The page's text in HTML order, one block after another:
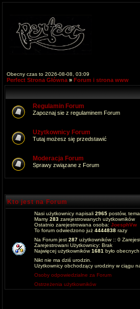
Obecny czas to 2026-08-08, 03:09
Perfect Strona Główna » Forum i strona www
Regulamin Forum
Zapoznaj sie z regulaminem Forum
Użytkownicy Forum
Tutaj możesz się przedstawić
Moderacja Forum
Sprawy związane z Forum
Kto jest na Forum
Nasi użytkownicy napisali 2965 postów,
Mamy 283 zarejestrowanych użytkowników
Ostatnio zarejestrowana osoba: JoesphVw
To forum odwiedzono już 4444838 razy
Na Forum jest 287 użytkowników :: 0
Zarejestrowani Użytkownicy: Brak
Najwięcej użytkowników1681 było
Nikt nie ma dziś urodzin.
Użytkownicy obchodzący urodziny w ciągu
Osoby odpowiedzialne za Forum
Ostrzeżenia użytkowników